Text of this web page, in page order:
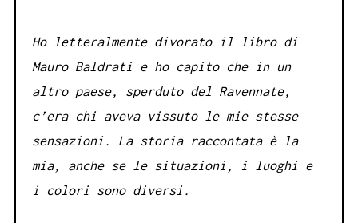
Ho letteralmente divorato il libro di
Mauro Baldrati e ho capito che in un
altro paese, sperduto del Ravennate,
c’era chi aveva vissuto le mie stesse
sensazioni. La storia raccontata è la
mia, anche se le situazioni, i luoghi e
i colori sono diversi.